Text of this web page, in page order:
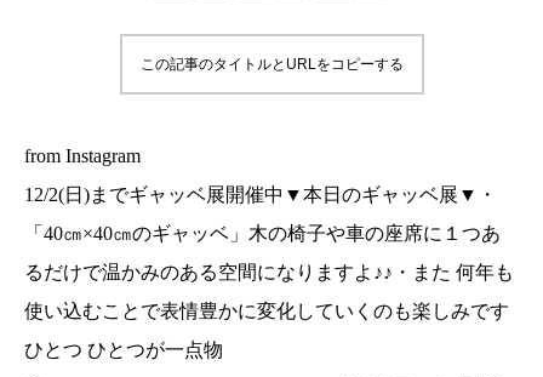
◎………………………………………ノベルティの
にお気に入りの1点を見つけにユーカリ荘へ遊びに
いらしてくださいね！！・ご来店 お待ちしており
ショップ#セレクトショップ#松江#島根#丁寧な仕
事#ギャッベ#ギャッベ展#インテリア#手織絨毯#
絨毯#手織#一点物#インテリア#旅行#島根旅#旅
この記事のタイトルとURLをコピーする
from Instagram
12/2(日)までギャッベ展開催中▼本日のギャッベ展▼・
「40㎝×40㎝のギャッベ」木の椅子や車の座席に１つあ
るだけで温かみのある空間になりますよ♪♪・また 何年も
使い込むことで表情豊かに変化していくのも楽しみです
ひとつ ひとつが一点物